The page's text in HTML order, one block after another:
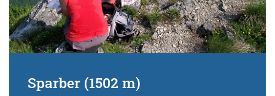
Sparber (1502 m)